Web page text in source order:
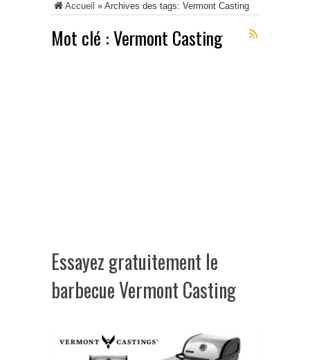
Accueil » Archives des tags: Vermont Casting
Mot clé :Vermont Casting
Essayez gratuitement le
barbecue Vermont Casting